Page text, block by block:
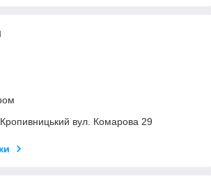
вул. Комарова 29